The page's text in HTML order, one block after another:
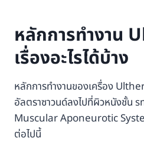
หลักการทำงาน
เรื่องอะไรได้บ้าง
หลักการทำงานของเครื่อง
อัลตราซาวนด์ลงไปที่ผิวหนังชั้น
Muscular Aponeurotic
ต่อไปนี้